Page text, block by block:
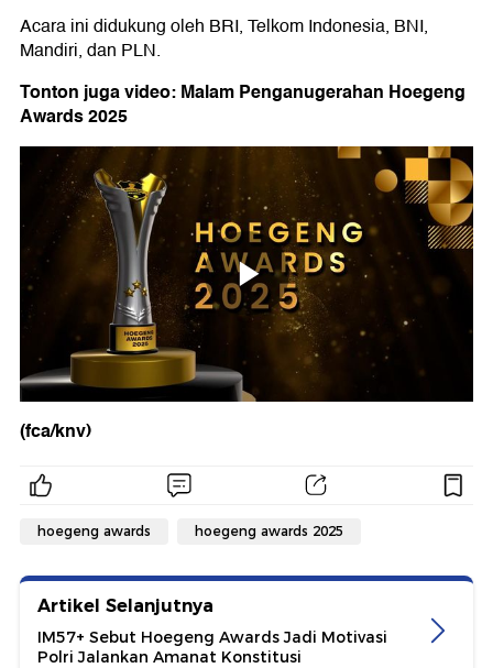
Acara ini didukung oleh BRI, Telkom Indonesia, BNI,
Mandiri, dan PLN.
Tonton juga video: Malam Penganugerahan Hoegeng
Awards 2025
(fca/knv)
hoegeng awards hoegeng awards 2025
Artikel Selanjutnya
IM57+ Sebut Hoegeng Awards Jadi Motivasi
Polri Jalankan Amanat Konstitusi